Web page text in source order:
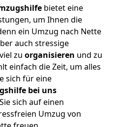
bietet eine
um Ihnen die
ein Umzug nach Nette
auch stressige
zu organisieren und zu
einfach die Zeit, um alles
sich für eine
bei uns
sich auf einen
Umzug von